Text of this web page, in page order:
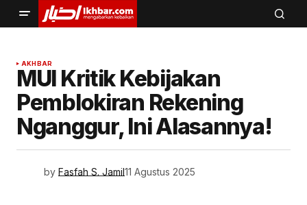
AKHBAR
MUI Kritik Kebijakan
Pemblokiran Rekening
Nganggur, Ini Alasannya!
by Fasfah S. Jamil11 Agustus 2025